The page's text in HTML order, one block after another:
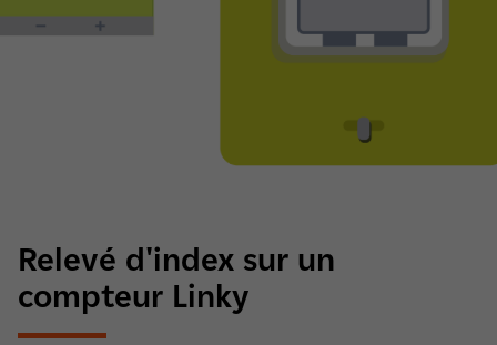
Relevé d'index sur un
compteur Linky